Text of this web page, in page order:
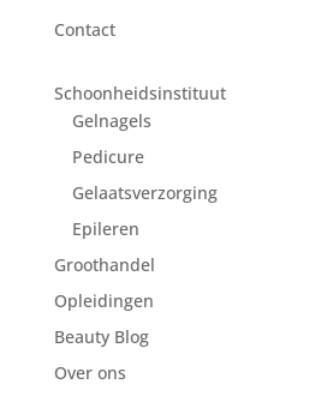
Contact
Schoonheidsinstituut
Gelnagels
Pedicure
Gelaatsverzorging
Epileren
Groothandel
Opleidingen
Beauty Blog
Over ons